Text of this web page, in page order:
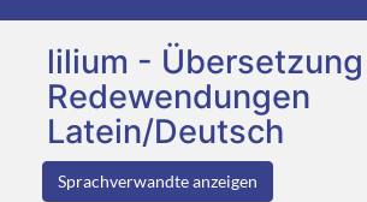
lilium -
Redewendungen
Latein/Deutsch
Sprachverwandte anzeigen